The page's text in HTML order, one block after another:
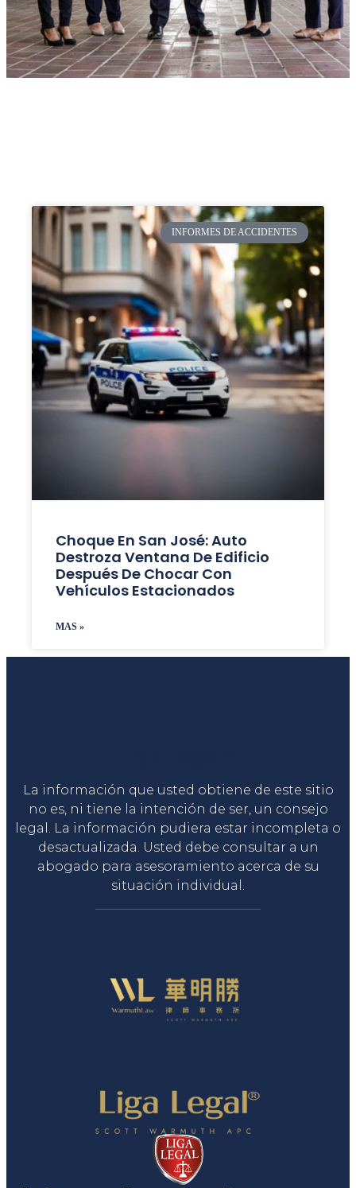
INFORMES DE ACCIDENTES
Choque En San José: Auto
Destroza Ventana De Edificio
Después De Chocar Con
Vehículos Estacionados
MAS »
La información que usted obtiene de este sitio
no es, ni tiene la intención de ser, un consejo
legal. La información pudiera estar incompleta o
desactualizada. Usted debe consultar a un
abogado para asesoramiento acerca de su
situación individual.